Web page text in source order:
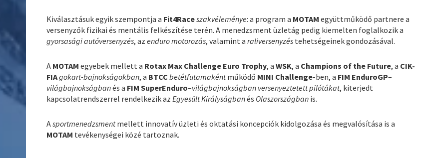
Kiválasztásuk egyik szempontja a Fit4Raceszakvéleménye: a program a MOTAMegyüttműködő partnere a
versenyzők fizikai és mentális felkészítése terén. A menedzsment üzletág pedig kiemelten foglalkozik a
gyorsasági autóversenyzés, azenduro motorozás, valamint araliversenyzés tehetségeinek gondozásával.
A MOTAMegyebek mellett a Rotax Max Challenge Euro Trophy, aWSK, a Champions of the Future, a CIK-
FIAgokart-bajnokságokban, a BTCC betétfutamakéntműködő MINI Challenge-ben, a FIM EnduroGP–
világbajnokságbanés a FIM SuperEnduro–világbajnokságban versenyeztetett pilótákat, kiterjedt
kapcsolatrendszerrel rendelkezik azEgyesült Királyságbanés Olaszországban is.
Asportmenedzsmentmellett innovatív üzleti és oktatási koncepciók kidolgozása és megvalósítása is a
MOTAM tevékenységei közé tartoznak.